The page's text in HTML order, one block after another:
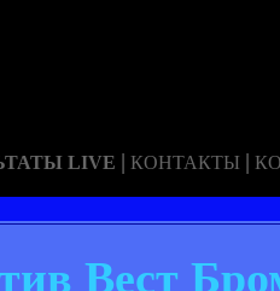
LIVE | КОНТАКТЫ |
Вест